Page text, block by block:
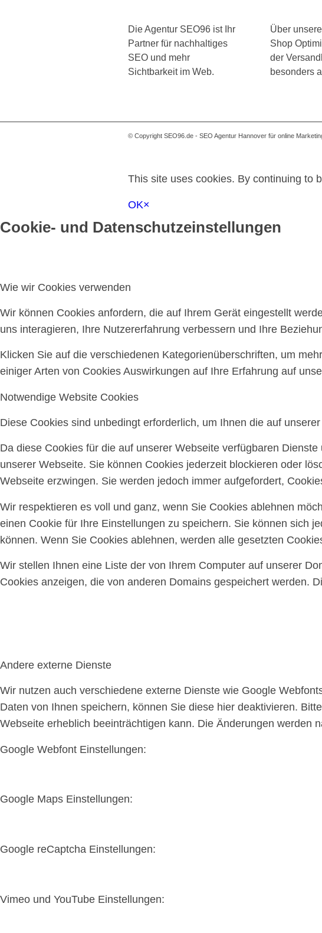
Die Agentur SEO96 ist Ihr
Partner für nachhaltiges
SEO und mehr
Sichtbarkeit im Web.
Über
Shop
der
besonders
© Copyright SEO96.de - SEO Agentur Hannover für online
This site uses cookies. By continuing to
OK×
Cookie- und Datenschutzeinstellungen
Wie wir Cookies verwenden
Wir können Cookies anfordern, die auf Ihrem Gerät eingestellt
uns interagieren, Ihre Nutzererfahrung verbessern und Ihre
Klicken Sie auf die verschiedenen Kategorienüberschriften, um
einiger Arten von Cookies Auswirkungen auf Ihre Erfahrung auf
Notwendige Website Cookies
Diese Cookies sind unbedingt erforderlich, um Ihnen die auf
Da diese Cookies für die auf unserer Webseite verfügbaren
unserer Webseite. Sie können Cookies jederzeit blockieren oder
Webseite erzwingen. Sie werden jedoch immer aufgefordert,
Wir respektieren es voll und ganz, wenn Sie Cookies ablehnen
einen Cookie für Ihre Einstellungen zu speichern. Sie können sich
können. Wenn Sie Cookies ablehnen, werden alle gesetzten
Wir stellen Ihnen eine Liste der von Ihrem Computer auf unserer
Cookies anzeigen, die von anderen Domains gespeichert werden.
Andere externe Dienste
Wir nutzen auch verschiedene externe Dienste wie Google
Daten von Ihnen speichern, können Sie diese hier deaktivieren.
Webseite erheblich beeinträchtigen kann. Die Änderungen werden
Google Webfont Einstellungen:
Google Maps Einstellungen:
Google reCaptcha Einstellungen:
Vimeo und YouTube Einstellungen: